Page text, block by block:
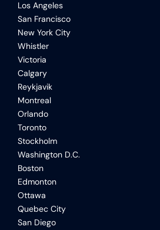
Los Angeles
San Francisco
New York City
Whistler
Victoria
Calgary
Reykjavik
Montreal
Orlando
Toronto
Stockholm
Washington D.C.
Boston
Edmonton
Ottawa
Quebec City
San Diego